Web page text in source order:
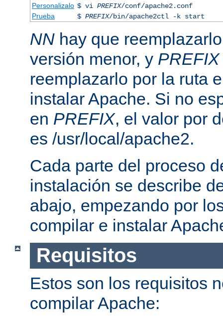
Personalizalo $ vi PREFIX/conf/apache2.conf
Prueba
$ PREFIX/bin/apache2ctl -k start
NN hay que
versión menor, y PREFIX
reemplazarlo por la ruta
instalar Apache. Si no
en PREFIX, el valor por
es /usr/local/apache2.
Cada parte del proceso
instalación se describe
abajo, empezando por
compilar e instalar
Requisitos
Estos son los requisitos
compilar Apache: